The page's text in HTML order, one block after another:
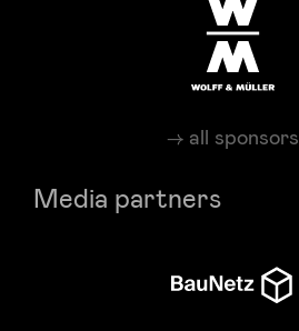
all sponsors
Media partners